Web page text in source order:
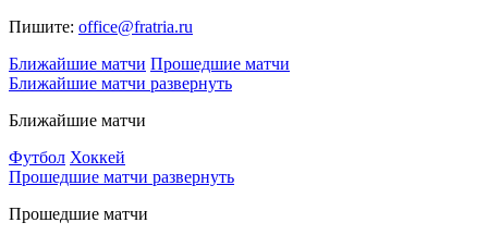
Пишите: office@fratria.ru
Ближайшие матчи Прошедшие матчи
Ближайшие матчи развернуть
Ближайшие матчи
Футбол Хоккей
Прошедшие матчи развернуть
Прошедшие матчи